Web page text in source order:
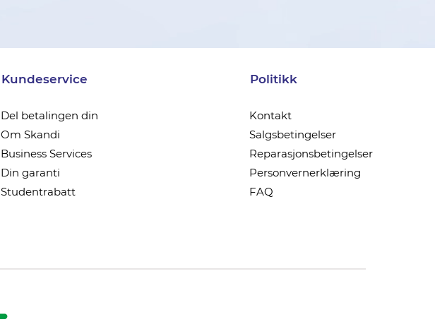
Kundeservice
Del betalingen din
Om Skandi
Business Services
Din garanti
Studentrabatt
Politikk
Kontakt
Salgsbetingelser
Reparasjonsbetingelser
Personvernerklæring
FAQ